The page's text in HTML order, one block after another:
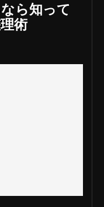
ら知って
術